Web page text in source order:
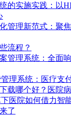
的实施实践：以
管理新范式：聚
流程？
管理系统：全面
理系统：医疗支
载哪个好？医院
医院如何借力智
了